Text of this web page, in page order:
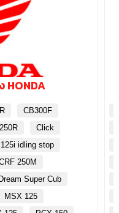
HONDA
CB300F
Click
idling stop
250M
Super Cub
MSX 125